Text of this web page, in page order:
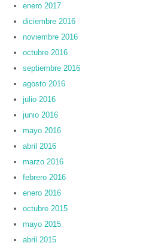
enero 2017
diciembre 2016
noviembre 2016
octubre 2016
septiembre 2016
agosto 2016
julio 2016
junio 2016
mayo 2016
abril 2016
marzo 2016
febrero 2016
enero 2016
octubre 2015
mayo 2015
abril 2015